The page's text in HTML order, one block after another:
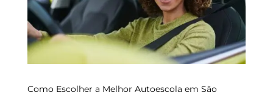
Como Escolher a Melhor Autoescola em São